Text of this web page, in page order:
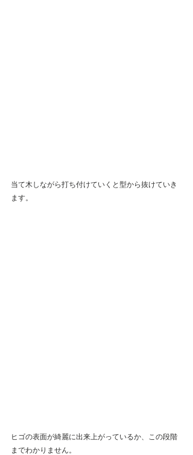
当て木しながら打ち付けていくと型から抜けていき
ます。
ヒゴの表面が綺麗に出来上がっているか、この段階
までわかりません。